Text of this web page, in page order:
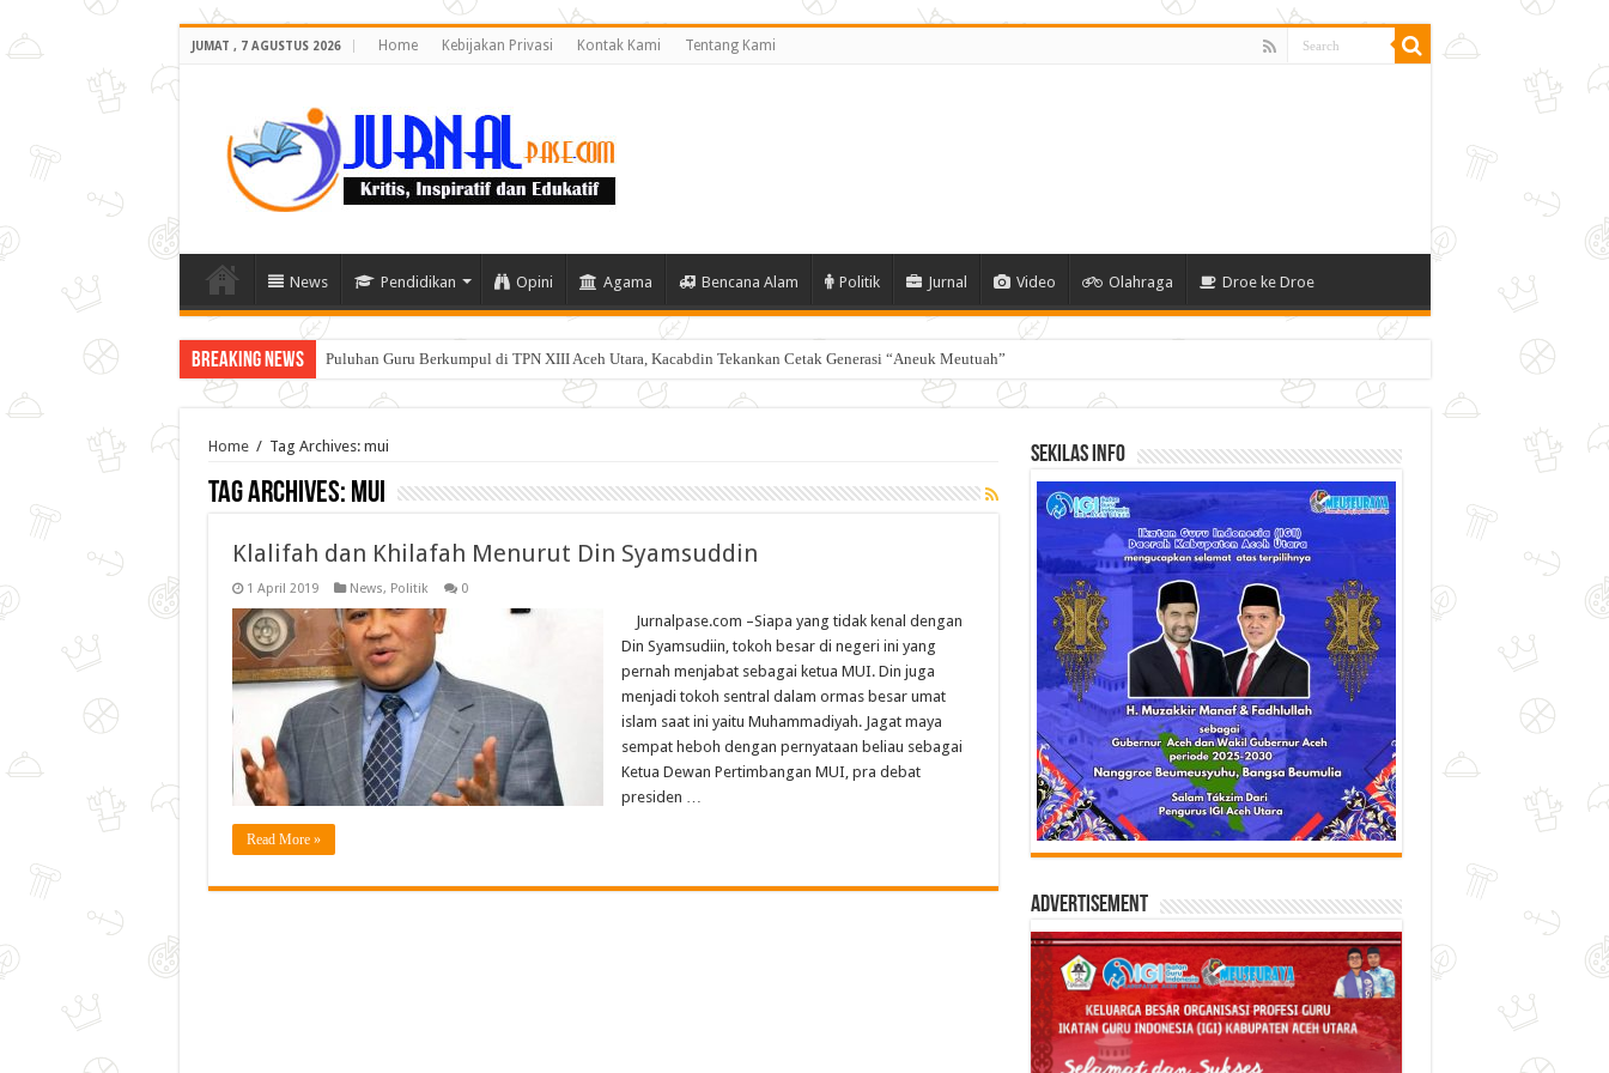
JUMAT , 7 AGUSTUS 2026 Home Kebijakan Privasi Kontak Kami Tentang Kami
News Pendidikan Opini Agama Bencana Alam Politik Jurnal Video Olahraga Droe ke Droe
Breaking News Puluhan Guru Berkumpul di TPN XIII Aceh Utara, Kacabdin Tekankan Cetak Generasi “Aneuk Meutuah”
Home / Tag Archives: mui
Tag Archives: mui
Klalifah dan Khilafah Menurut Din Syamsuddin
1 April 2019 News, Politik 0
Jurnalpase.com –Siapa yang tidak kenal dengan
Din Syamsudiin, tokoh besar di negeri ini yang
pernah menjabat sebagai ketua MUI. Din juga
menjadi tokoh sentral dalam ormas besar umat
islam saat ini yaitu Muhammadiyah. Jagat maya
sempat heboh dengan pernyataan beliau sebagai
Ketua Dewan Pertimbangan MUI, pra debat
presiden …
Read More »
Sekilas Info
Advertisement